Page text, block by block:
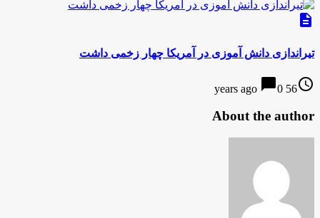
description
تیراندازی دانش آموزی در آمریکا چهار زخمی داشت
access_time
56 years ago
chat_bubble0
About the author